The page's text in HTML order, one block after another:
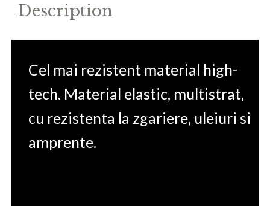
Description
Cel mai rezistent material high-
tech. Material elastic, multistrat,
cu rezistenta la zgariere, uleiuri si
amprente.